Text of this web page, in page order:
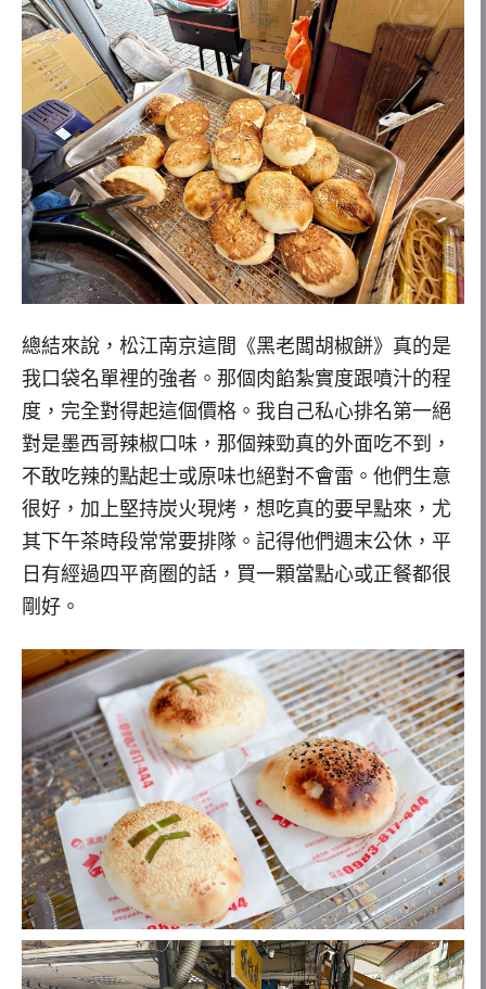
總結來說，松江南京這間《黑老闆胡椒餅》真的是
我口袋名單裡的強者。那個肉餡紮實度跟噴汁的程
度，完全對得起這個價格。我自己私心排名第一絕
對是墨西哥辣椒口味，那個辣勁真的外面吃不到，
不敢吃辣的點起士或原味也絕對不會雷。他們生意
很好，加上堅持炭火現烤，想吃真的要早點來，尤
其下午茶時段常常要排隊。記得他們週末公休，平
日有經過四平商圈的話，買一顆當點心或正餐都很
剛好。